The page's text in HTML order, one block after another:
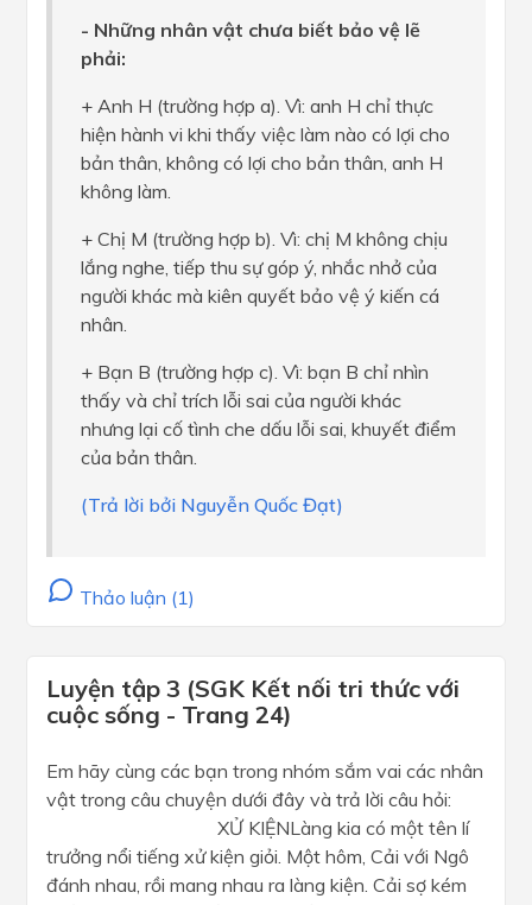
- Những nhân vật chưa biết bảo vệ lẽ
phải:
+ Anh H (trường hợp a). Vì: anh H chỉ thực
hiện hành vi khi thấy việc làm nào có lợi cho
bản thân, không có lợi cho bản thân, anh H
không làm.
+ Chị M (trường hợp b). Vì: chị M không chịu
lắng nghe, tiếp thu sự góp ý, nhắc nhở của
người khác mà kiên quyết bảo vệ ý kiến cá
nhân.
+ Bạn B (trường hợp c). Vì: bạn B chỉ nhìn
thấy và chỉ trích lỗi sai của người khác
nhưng lại cố tình che dấu lỗi sai, khuyết điểm
của bản thân.
(Trả lời bởi Nguyễn Quốc Đạt)
Thảo luận (1)
Luyện tập 3 (SGK Kết nối tri thức với
cuộc sống - Trang 24)
Em hãy cùng các bạn trong nhóm sắm vai các nhân
vật trong câu chuyện dưới đây và trả lời câu hỏi:
XỬ KIỆNLàng kia có một tên lí
trưởng nổi tiếng xử kiện giỏi. Một hôm, Cải với Ngô
đánh nhau, rồi mang nhau ra làng kiện. Cải sợ kém